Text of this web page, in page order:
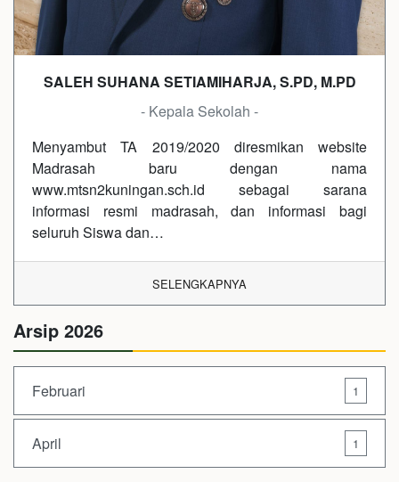
SALEH SUHANA SETIAMIHARJA, S.PD, M.PD
- Kepala Sekolah -
Menyambut TA 2019/2020 diresmikan website
Madrasah baru dengan nama
www.mtsn2kuningan.sch.id sebagai sarana
informasi resmi madrasah, dan informasi bagi
seluruh Siswa dan…
SELENGKAPNYA
Arsip 2026
Februari 1
April 1